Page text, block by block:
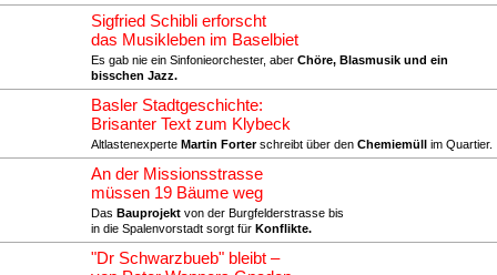
Sigfried Schibli erforscht
das Musikleben im Baselbiet
Es gab nie ein Sinfonieorchester, aber Chöre, Blasmusik und ein
bisschen Jazz.
Basler Stadtgeschichte:
Brisanter Text zum Klybeck
Altlastenexperte Martin Forterschreibt über den Chemiemüll im Quartier.
An der Missionsstrasse
müssen 19 Bäume weg
Das Bauprojekt von der Burgfelderstrasse bis
in die Spalenvorstadt sorgt für Konflikte.
"Dr Schwarzbueb" bleibt –